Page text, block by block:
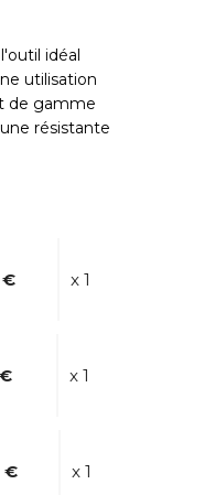
idéal
utilisation
de gamme
résistante
€ x 1
x 1
€ x 1